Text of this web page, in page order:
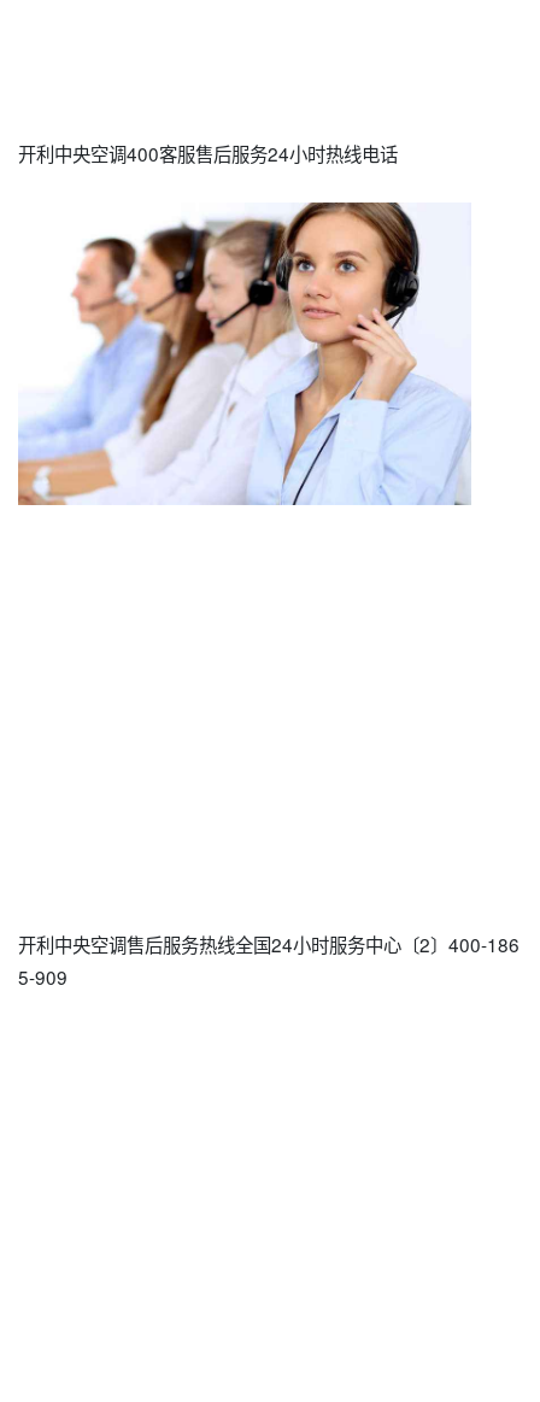
开利中央空调400客服售后服务24小时热线电话
开利中央空调售后服务热线全国24小时服务中心〔2〕400-186
5-909